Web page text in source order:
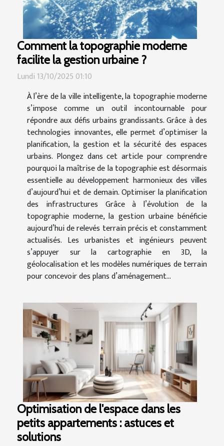
Comment la topographie moderne
facilite la gestion urbaine ?
Lundi 13/10/2025 01:10
À l’ère de la ville intelligente, la topographie moderne
s’impose comme un outil incontournable pour
répondre aux défis urbains grandissants. Grâce à des
technologies innovantes, elle permet d’optimiser la
planification, la gestion et la sécurité des espaces
urbains. Plongez dans cet article pour comprendre
pourquoi la maîtrise de la topographie est désormais
essentielle au développement harmonieux des villes
d’aujourd’hui et de demain. Optimiser la planification
des infrastructures Grâce à l’évolution de la
topographie moderne, la gestion urbaine bénéficie
aujourd’hui de relevés terrain précis et constamment
actualisés. Les urbanistes et ingénieurs peuvent
s’appuyer sur la cartographie en 3D, la
géolocalisation et les modèles numériques de terrain
pour concevoir des plans d’aménagement...
Optimisation de l'espace dans les
petits appartements : astuces et
solutions